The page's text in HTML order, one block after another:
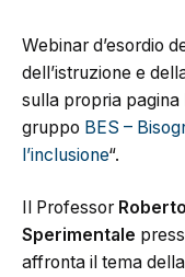
Webinar d’esordio
dell’istruzione e
sulla propria pagina
gruppo BES –
l’inclusione“.
Il Professor
Sperimentale
affronta il tema della